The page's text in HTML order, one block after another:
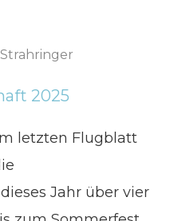
letzten Flugblatt
Jahr über vier